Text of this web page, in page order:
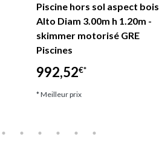
Piscine hors sol aspect bois
Alto Diam 3.00m h 1.20m -
skimmer motorisé GRE
Piscines
992,52€*
* Meilleur prix